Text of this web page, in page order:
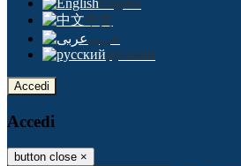
English
中文
عربى
русский
Accedi
Accedi
button close ×